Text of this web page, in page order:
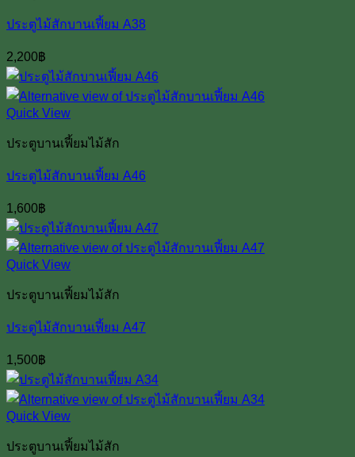
ประตูไม้สักบานเฟี้ยม A38
2,200฿
Quick View
ประตูบานเฟี้ยมไม้สัก
ประตูไม้สักบานเฟี้ยม A46
1,600฿
Quick View
ประตูบานเฟี้ยมไม้สัก
ประตูไม้สักบานเฟี้ยม A47
1,500฿
Quick View
ประตูบานเฟี้ยมไม้สัก